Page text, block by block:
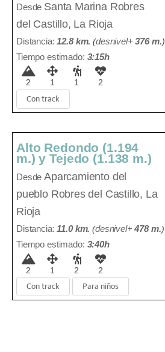
Desde Santa Marina Robres
del Castillo, La Rioja
Distancia:12.8 km. (desnivel+376 m.)
Tiempo estimado: 3:15h
2 1 1 2
Con track
Alto Redondo (1.194
m.) y Tejedo (1.138 m.)
DesdeAparcamiento del
pueblo Robres del Castillo, La
Rioja
Distancia:11.0 km. (desnivel+478 m.)
Tiempo estimado: 3:40h
2 1 2 2
Con track Para niños